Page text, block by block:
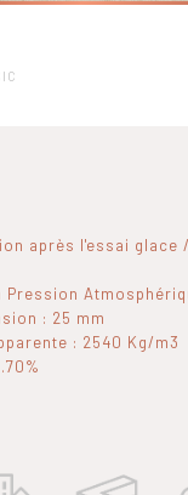
après l'essai glace
: 25 mm
: 2540 Kg/m3